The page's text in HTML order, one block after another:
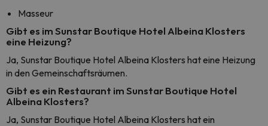
Masseur
Gibt es im Sunstar Boutique Hotel Albeina Klosters
eine Heizung?
Ja, Sunstar Boutique Hotel Albeina Klosters hat eine Heizung
in den Gemeinschaftsräumen.
Gibt es ein Restaurant im Sunstar Boutique Hotel
Albeina Klosters?
Ja, Sunstar Boutique Hotel Albeina Klosters hat ein